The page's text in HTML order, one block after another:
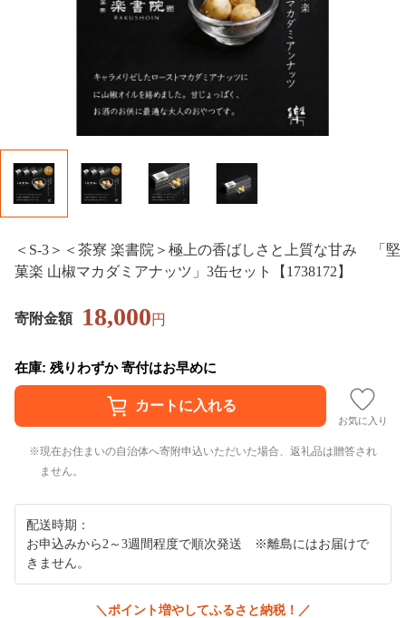
＜S-3＞＜茶寮 楽書院＞極上の香ばしさと上質な甘み 「堅
菓楽 山椒マカダミアナッツ」3缶セット【1738172】
寄附金額 18,000円
在庫: 残りわずか 寄付はお早めに
お気に入り
現在お住まいの自治体へ寄附申込いただいた場合、返礼品は贈答され
ません。
配送時期：
お申込みから2～3週間程度で順次発送 ※離島にはお届けで
きません。
＼ポイント増やしてふるさと納税！／